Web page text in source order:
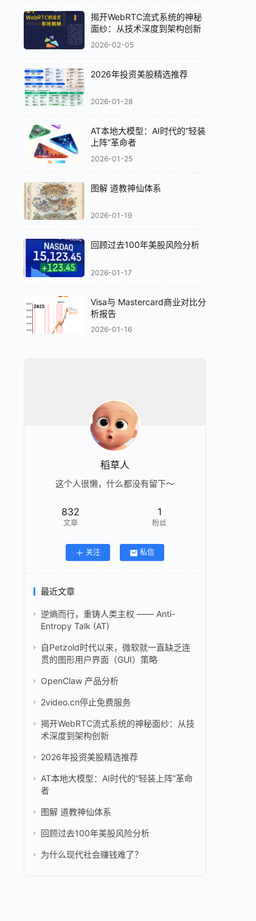
揭开WebRTC流式系统的神秘
面纱：从技术深度到架构创新
2026-02-05
2026年投资美股精选推荐
2026-01-28
AT本地大模型：AI时代的“轻装
上阵”革命者
2026-01-25
图解 道教神仙体系
2026-01-19
回顾过去100年美股风险分析
2026-01-17
Visa与 Mastercard商业对比分
析报告
2026-01-16
稻草人
这个人很懒，什么都没有留下～
832
文章
1
粉丝
关注 私信
最近文章
逆熵而行，重铸人类主权 —— Anti-
Entropy Talk (AT)
自Petzold时代以来，微软就一直缺乏连
贯的图形用户界面（GUI）策略
OpenClaw 产品分析
2video.cn停止免费服务
揭开WebRTC流式系统的神秘面纱：从技
术深度到架构创新
2026年投资美股精选推荐
AT本地大模型：AI时代的“轻装上阵”革命
者
图解 道教神仙体系
回顾过去100年美股风险分析
为什么现代社会赚钱难了？